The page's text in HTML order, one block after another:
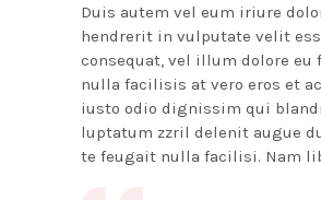
Duis autem vel eum iriure
hendrerit in vulputate velit
consequat, vel illum dolore eu
nulla facilisis at vero eros et
iusto odio dignissim qui
luptatum zzril delenit augue
te feugait nulla facilisi. Nam